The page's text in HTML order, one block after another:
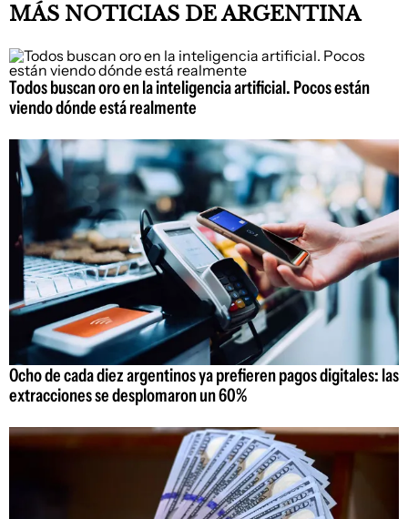
MÁS NOTICIAS DE ARGENTINA
Todos buscan oro en la inteligencia artificial. Pocos están
viendo dónde está realmente
Ocho de cada diez argentinos ya prefieren pagos digitales: las
extracciones se desplomaron un 60%